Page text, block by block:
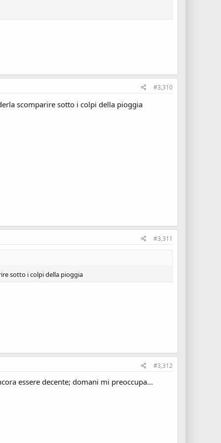
#3,310
scomparire sotto i colpi della pioggia
#3,311
sotto i colpi della pioggia
#3,312
essere decente; domani mi preoccupa...